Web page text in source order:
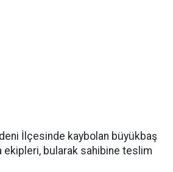
İlçesinde kaybolan büyükbaş
ekipleri, bularak sahibine teslim